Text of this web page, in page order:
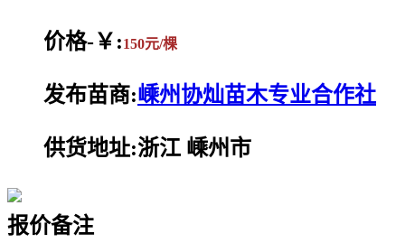
价格-￥:150元/棵
发布苗商:嵊州协灿苗木专业合作社
供货地址:浙江 嵊州市
报价备注